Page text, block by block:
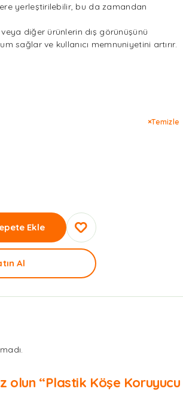
yerleştirilebilir, bu da zamandan
diğer ürünlerin dış görünüşünü
sağlar ve kullanıcı memnuniyetini artırır.
Temizle
Ekle
Al
olun “Plastik Köşe Koruyucu